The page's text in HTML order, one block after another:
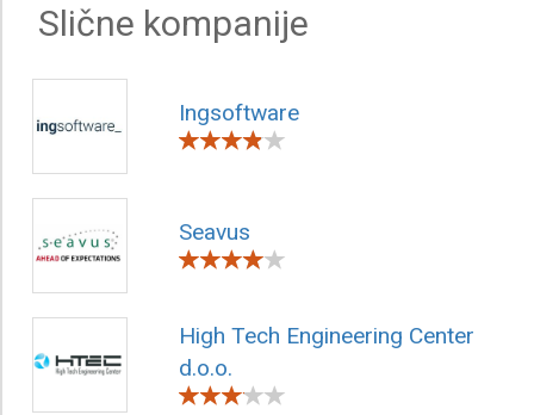
Slične kompanije
Ingsoftware
Seavus
High Tech Engineering Center
d.o.o.